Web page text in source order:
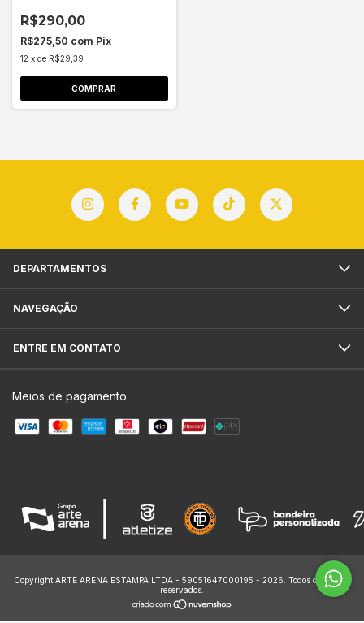
R$290,00
R$275,50 com Pix
12 x de R$29,39
COMPRAR
DEPARTAMENTOS
NAVEGAÇÃO
ENTRE EM CONTATO
Meios de pagamento
Copyright ARTE ARENA ESTAMPA LTDA - 59051647000195 - 2026. Todos os direitos
reservados.